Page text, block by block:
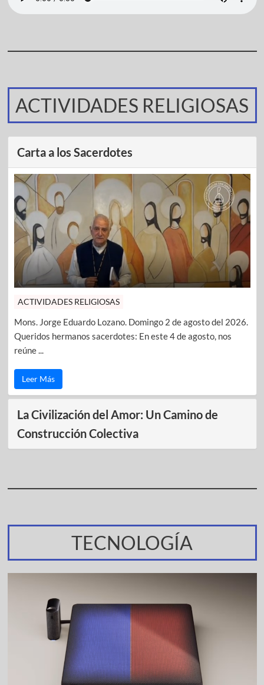
ACTIVIDADES RELIGIOSAS
Carta a los Sacerdotes
ACTIVIDADES RELIGIOSAS
Mons. Jorge Eduardo Lozano. Domingo 2 de agosto del 2026.
Queridos hermanos sacerdotes: En este 4 de agosto, nos
reúne ...
Leer Más
La Civilización del Amor: Un Camino de
Construcción Colectiva
TECNOLOGÍA